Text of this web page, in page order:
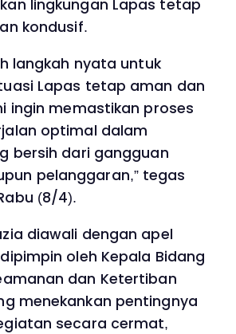
lingkungan Lapas tetap
kondusif.
langkah nyata untuk
Lapas tetap aman dan
ingin memastikan proses
optimal dalam
bersih dari gangguan
pelanggaran,” tegas
(8/4).
diawali dengan apel
oleh Kepala Bidang
dan Ketertiban
menekankan pentingnya
secara cermat,